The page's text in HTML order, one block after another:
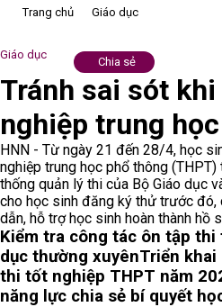
Trang chủ Giáo dục
Giáo dục
Chia sẻ
Tránh sai sót
nghiệp trung
HNN - Từ ngày 21 đến 28/4, học
nghiệp trung học phổ thông
thống quản lý thi của Bộ Giáo dục
cho học sinh đăng ký thử trước
dẫn, hỗ trợ học sinh hoàn thành hồ
Kiểm tra công tác ôn tập
dục thường xuyênTriển
thi tốt nghiệp THPT năm
năng lực chia sẻ bí quyết